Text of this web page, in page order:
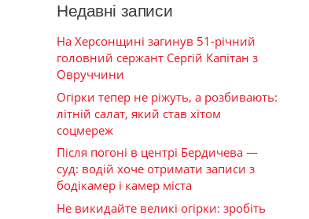
Недавні записи
На Херсонщині загинув 51-річний
головний сержант Сергій Капітан з
Овруччини
Огірки тепер не ріжуть, а розбивають:
літній салат, який став хітом
соцмереж
Після погоні в центрі Бердичева —
суд: водій хоче отримати записи з
бодікамер і камер міста
Не викидайте великі огірки: зробіть